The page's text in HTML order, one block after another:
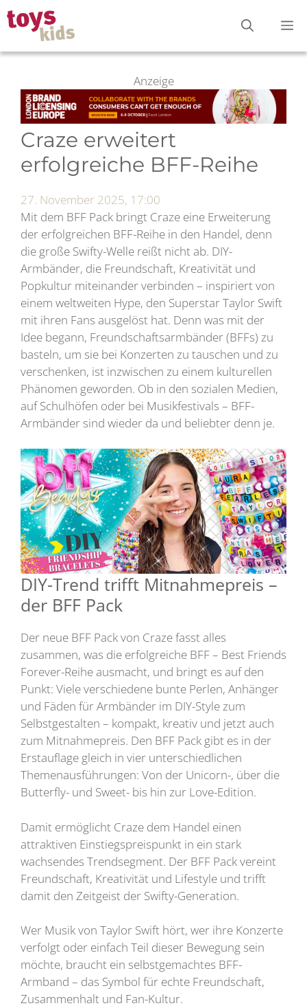
Zum
Inhalt
springen
Anzeige
Craze erweitert
erfolgreiche BFF-Reihe
27. November 2025, 17:00
Mit dem BFF Pack bringt Craze eine Erweiterung
der erfolgreichen BFF-Reihe in den Handel, denn
die große Swifty-Welle reißt nicht ab. DIY-
Armbänder, die Freundschaft, Kreativität und
Popkultur miteinander verbinden – inspiriert von
einem weltweiten Hype, den Superstar Taylor Swift
mit ihren Fans ausgelöst hat. Denn was mit der
Idee begann, Freundschaftsarmbänder (BFFs) zu
basteln, um sie bei Konzerten zu tauschen und zu
verschenken, ist inzwischen zu einem kulturellen
Phänomen geworden. Ob in den sozialen Medien,
auf Schulhöfen oder bei Musikfestivals – BFF-
Armbänder sind wieder da und beliebter denn je.
DIY-Trend trifft Mitnahmepreis –
der BFF Pack
Der neue BFF Pack von Craze fasst alles
zusammen, was die erfolgreiche BFF – Best Friends
Forever-Reihe ausmacht, und bringt es auf den
Punkt: Viele verschiedene bunte Perlen, Anhänger
und Fäden für Armbänder im DIY-Style zum
Selbstgestalten – kompakt, kreativ und jetzt auch
zum Mitnahmepreis. Den BFF Pack gibt es in der
Erstauflage gleich in vier unterschiedlichen
Themenausführungen: Von der Unicorn-, über die
Butterfly- und Sweet- bis hin zur Love-Edition.
Damit ermöglicht Craze dem Handel einen
attraktiven Einstiegspreispunkt in ein stark
wachsendes Trendsegment. Der BFF Pack vereint
Freundschaft, Kreativität und Lifestyle und trifft
damit den Zeitgeist der Swifty-Generation.
Wer Musik von Taylor Swift hört, wer ihre Konzerte
verfolgt oder einfach Teil dieser Bewegung sein
möchte, braucht ein selbstgemachtes BFF-
Armband – das Symbol für echte Freundschaft,
Zusammenhalt und Fan-Kultur.